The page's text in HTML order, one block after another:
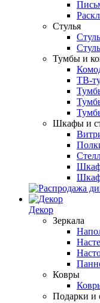
Стулья
Тумбы и
ТВ-
Шкафы и
Декор
Зеркала
Ковры
Подарки и